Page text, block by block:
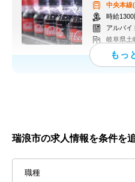
中央本線
時給
アルバイ
岐阜県土
瑞浪市の求人情報を条件を
職種